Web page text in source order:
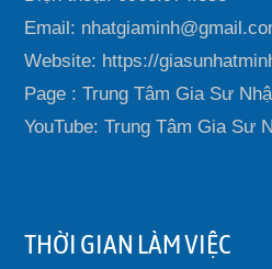
Email:
Website: https://
Page : Trung Tâm Gia Sư
YouTube: Trung Tâm Gia Sư
THỜI GIAN LÀM VIỆC